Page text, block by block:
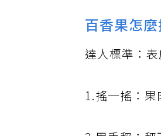
百香果怎
達人標準：
1.搖一搖：果